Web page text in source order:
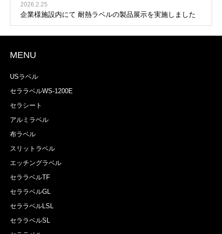
2026.2.25
企業様施設内にて 耐熱ラベルの製品展示を実施しました
MENU
USラベル
セララベルWS-1200E
セラシート
アルミラベル
布ラベル
スリットラベル
エッチングラベル
セララベルTF
セララベルGL
セララベルLSL
セララベルSL